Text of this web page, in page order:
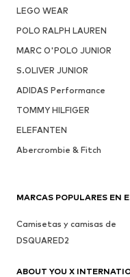
LEGO WEAR
POLO RALPH LAUREN
MARC O'POLO JUNIOR
S.OLIVER JUNIOR
ADIDAS Performance
TOMMY HILFIGER
ELEFANTEN
Abercrombie & Fitch
MARCAS POPULARES EN
Camisetas y camisas de
DSQUARED2
ABOUT YOU X